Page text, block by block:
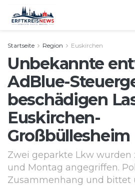
Startseite Region Euskirchen
Unbekannte
AdBlue-
beschädigen
Euskirchen-
Großbüllesheim
Zwei geparkte Lkw wurden
und Montag angegriffen.
Zusammenhang und bittet